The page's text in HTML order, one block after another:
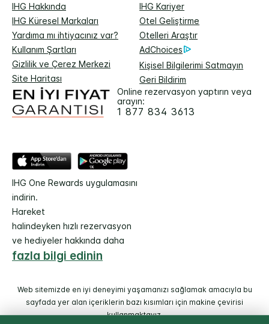
IHG Hakkında
IHG Kariyer
IHG Küresel Markaları
Otel Geliştirme
Yardıma mı ihtiyacınız var?
Otelleri Araştır
Kullanım Şartları
AdChoices
Gizlilik ve Çerez Merkezi
Kişisel Bilgilerimi Satmayın
Site Haritası
Geri Bildirim
Online rezervasyon yaptırın veya
arayın:
1 877 834 3613
IHG One Rewards uygulamasını
indirin.
Hareket
halindeyken hızlı rezervasyon
ve hediyeler hakkında daha
fazla bilgi edinin
Web sitemizde en iyi deneyimi yaşamanızı sağlamak amacıyla bu
sayfada yer alan içeriklerin bazı kısımları için makine çevirisi
kullanmaktayız.